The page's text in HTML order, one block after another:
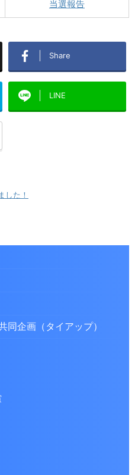
当選報告
Share
LINE
した！
同企画（タイアップ）